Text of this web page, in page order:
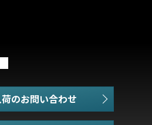
のお問い合わせ